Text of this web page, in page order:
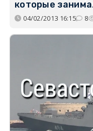
которые
04/02/2013 16:15 8